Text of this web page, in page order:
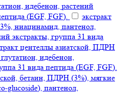
идебенон, растений
(EGF, FGF).
экстракт
ниацинамид, пантенол,
экстракты, группа 31 вида
центеллы азиатской, ПДРН
идебенон,
31 вида пептида (EGF, FGF).
бетаин, ПДРН (3%), мягкие
пантенол,